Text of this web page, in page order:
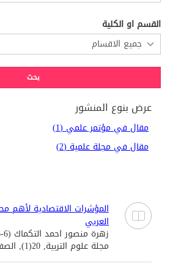
القسم او الكلية
عرض بنوع المنشور
مقال في مؤتمر علمي (1)
مقال في مجلة علمية (2)
المؤشرات الاقتصادية لأهم
العربي
زهرة منصور احمد التكماك (6-2025)
مجلة علوم التربية, 20(1), الصفحات 219-238.